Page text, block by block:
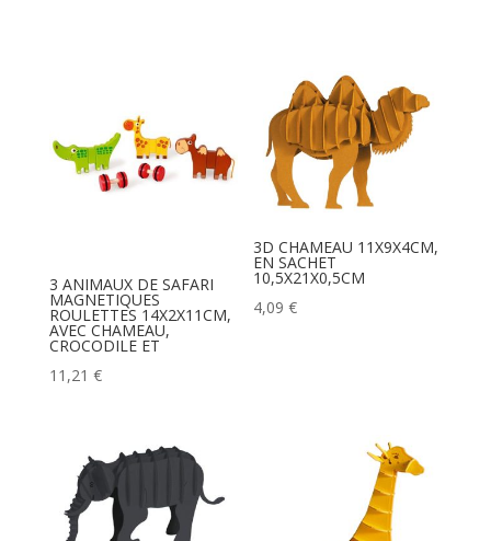
3 ANIMAUX DE SAFARI
MAGNETIQUES
ROULETTES 14X2X11CM,
AVEC CHAMEAU,
CROCODILE ET
11,21 €
3D CHAMEAU 11X9X4CM,
EN SACHET
10,5X21X0,5CM
4,09€